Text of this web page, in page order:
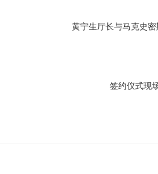
黄宁生厅长与马克史
签约仪式现